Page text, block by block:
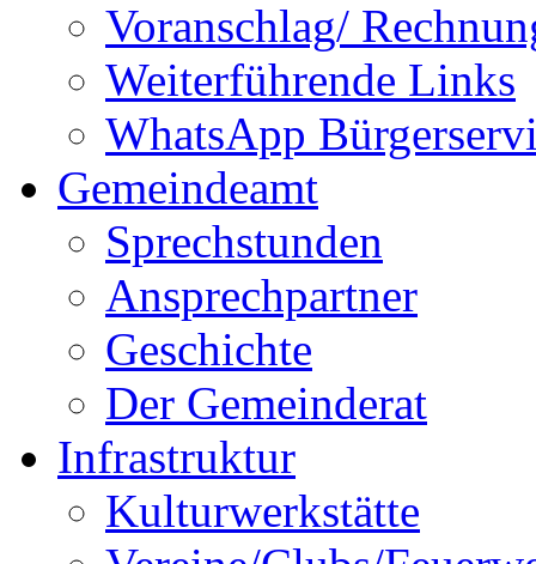
Voranschlag/
Weiterführende Links
WhatsApp
Gemeindeamt
Sprechstunden
Ansprechpartner
Geschichte
Der Gemeinderat
Infrastruktur
Kulturwerkstätte